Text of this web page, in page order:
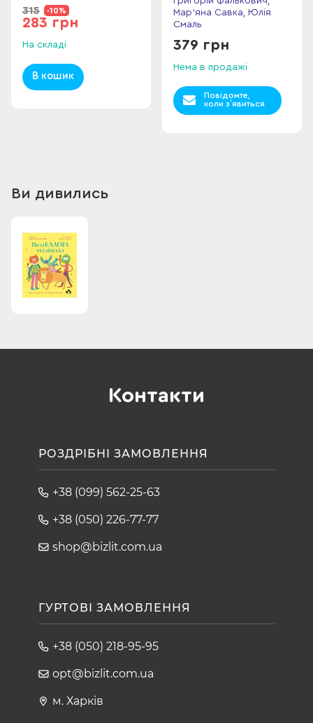
315 -10%
283 грн
На складі
В кошик
Мар'яна Савка, Юлія
Смаль
379 грн
Нема в продажі
Повідомте,
коли з`явиться
Ви дивились
Контакти
РОЗДРІБНІ ЗАМОВЛЕННЯ
+38 (099) 562-25-63
+38 (050) 226-77-77
shop@bizlit.com.ua
ГУРТОВІ ЗАМОВЛЕННЯ
+38 (050) 218-95-95
opt@bizlit.com.ua
м. Харків